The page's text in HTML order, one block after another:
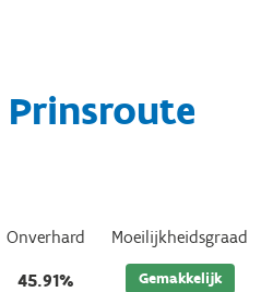
Prinsroute
Onverhard
45.91%
Moeilijkheidsgraad
Gemakkelijk